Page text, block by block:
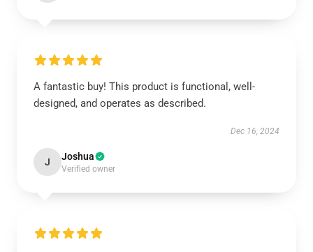
A fantastic buy! This product is functional, well-
designed, and operates as described.
Dec 16, 2024
J Joshua
Verified owner